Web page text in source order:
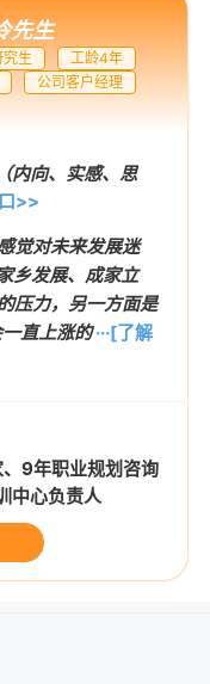
先生
生
工龄4年
公司客户经理
内向、实感、思
>>
觉对未来发展迷
乡发展、成家立
压力，另一方面是
直上涨的 ···[了解
9年职业规划咨询
中心负责人